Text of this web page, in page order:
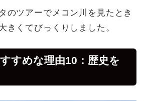
のツアーでメコン川を見たとき
きくてびっくりしました。
すめな理由10：歴史を